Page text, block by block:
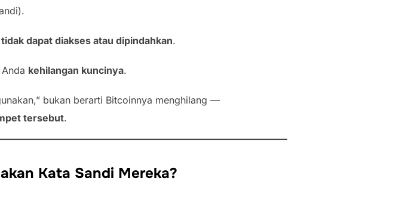
tidak dapat diakses atau dipindahkan.
kehilangan kuncinya.
bukan berarti Bitcoinnya menghilang —
tersebut.
Kata Sandi Mereka?